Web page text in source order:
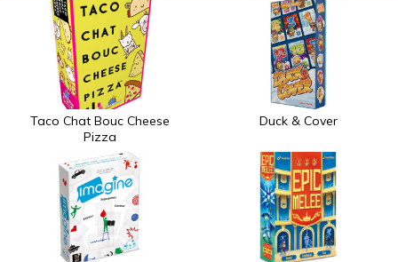
Taco Chat Bouc Cheese
Pizza
Duck & Cover